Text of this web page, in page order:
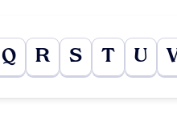
Q R S T U